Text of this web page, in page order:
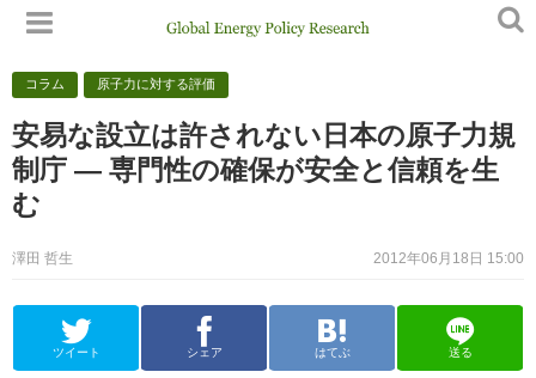
コラム 原子力に対する評価
安易な設立は許されない日本の原子力規
制庁 — 専門性の確保が安全と信頼を生
む
2012年06月18日 15:00
澤田 哲生
ツイート シェア はてぶ 送る